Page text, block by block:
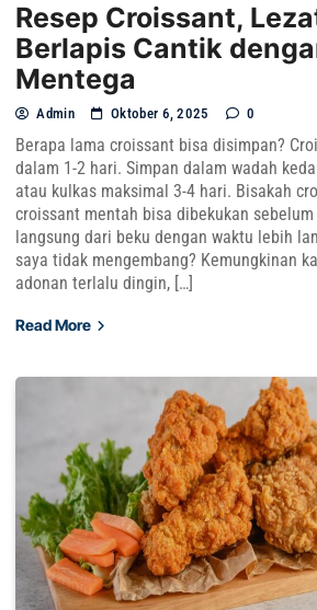
Resep Croissant,
Berlapis Cantik
Mentega
Admin Oktober 6, 2025 0
Berapa lama croissant bisa disimpan?
dalam 1-2 hari. Simpan dalam wadah
atau kulkas maksimal 3-4 hari. Bisakah
croissant mentah bisa dibekukan
langsung dari beku dengan waktu lebih
saya tidak mengembang? Kemungkinan
adonan terlalu dingin, […]
Read More